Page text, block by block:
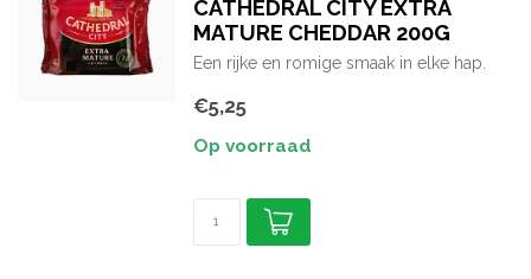
CATHEDRAL CITY EXTRA
MATURE CHEDDAR 200G
Een rijke en romige smaak in elke hap.
€5,25
Op voorraad